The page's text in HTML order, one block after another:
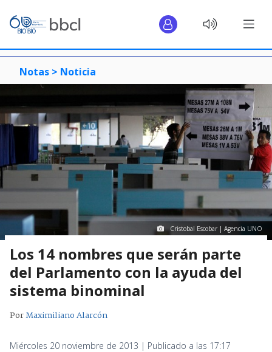
Notas > Noticia
Cristobal Escobar | Agencia UNO
Los 14 nombres que serán parte
del Parlamento con la ayuda del
sistema binominal
PorMaximiliano Alarcón
Miércoles 20 noviembre de 2013 | Publicado a las 17:17